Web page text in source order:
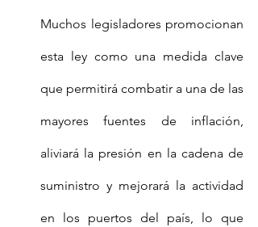
Muchos legisladores promocionan
esta ley como una medida clave
que permitirá combatir a una de las
mayores fuentes de inflación,
aliviará la presión en la cadena de
suministro y mejorará la actividad
en los puertos del país, lo que